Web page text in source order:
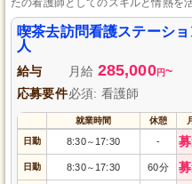
たの看護師としてのスキルと情熱を
フや未経験者まで、応援する体制が
ップを目指せる環境がここにありま
喫茶去訪問看護ステーシ
人
給与 月給 285,000円~
応募要件必須: 看護師
就業時間 休憩 月
日勤 8:30～ 17:30 -
日勤 8:30～ 17:30 60分